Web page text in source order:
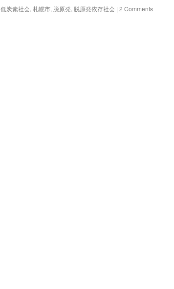
低炭素社会, 札幌市, 脱原発, 脱原発依存社会 | 2 Comments